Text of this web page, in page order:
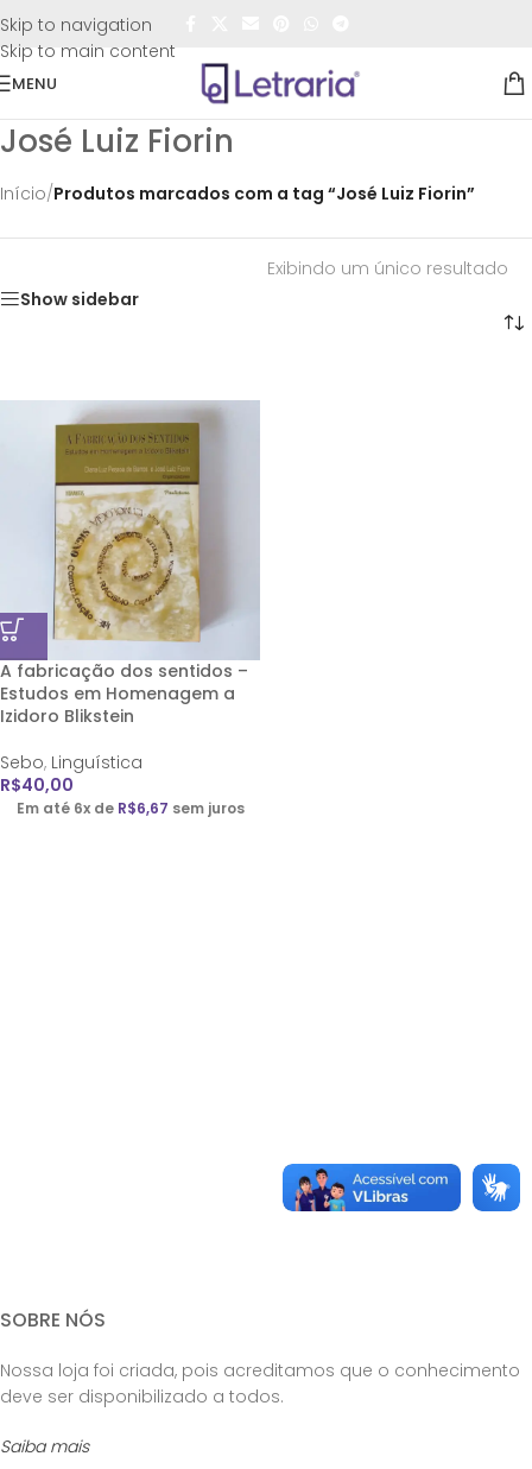
Skip to navigation
Skip to main content
FRETE GRÁTIS
MENU
José Luiz Fiorin
Início/Produtos marcados com a tag “José Luiz Fiorin”
Show sidebar
Exibindo um único resultado
A fabricação dos sentidos –
Estudos em Homenagem a
Izidoro Blikstein
Sebo, Linguística
R$40,00
Em até 6x de R$6,67 sem juros
SOBRE NÓS
Nossa loja foi criada, pois acreditamos que o conhecimento
deve ser disponibilizado a todos.
Saiba mais